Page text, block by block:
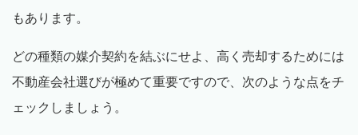
もあります。
どの種類の媒介契約を結ぶにせよ、高く売却するためには
不動産会社選びが極めて重要ですので、次のような点をチ
ェックしましょう。